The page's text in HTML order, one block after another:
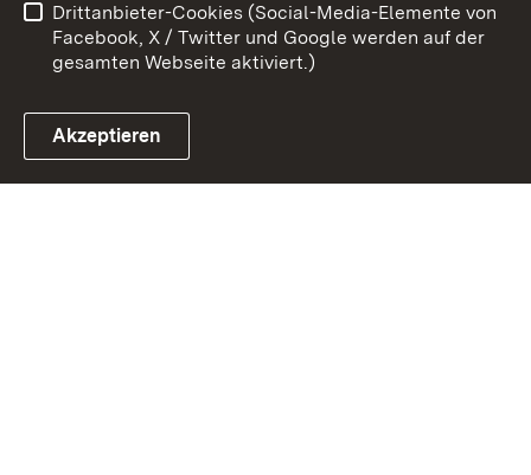
Link zum Landesportal
Impressum
Cookies
Drittanbieter-Cookies (Social-Media-Elemente von
Facebook, X / Twitter und Google werden auf der
gesamten Webseite aktiviert.)
Akzeptieren